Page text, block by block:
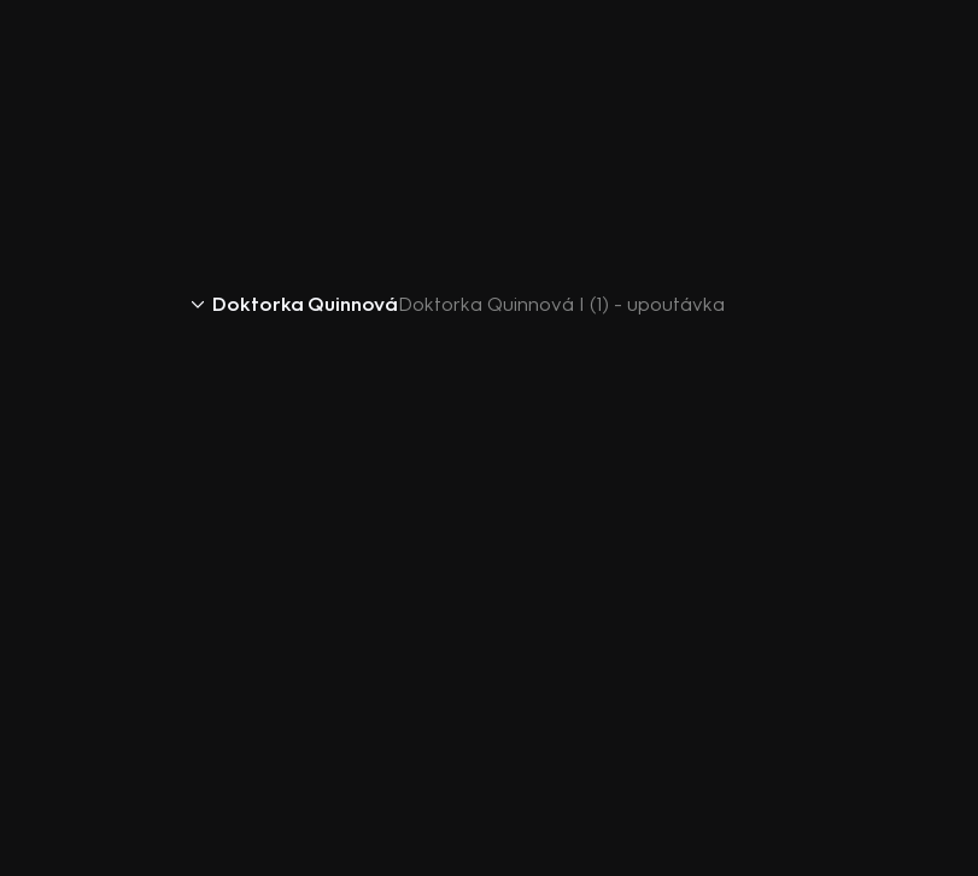
Doktorka QuinnováDoktorka Quinnová I (1) - upoutávka